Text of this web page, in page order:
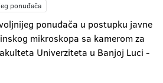
ponuđača
ponuđača u postupku javne
mikroskopa sa kamerom za
Univerziteta u Banjoj Luci -